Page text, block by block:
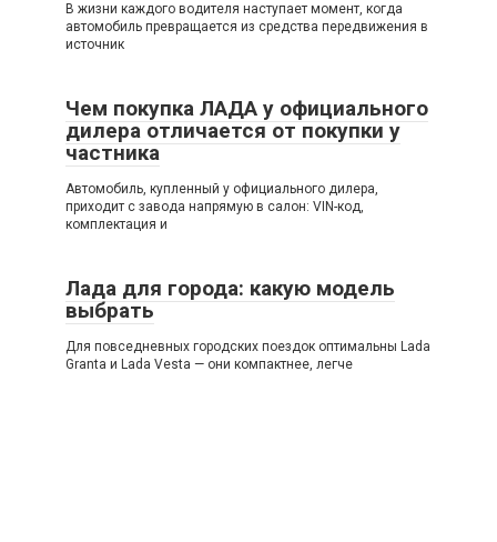
В жизни каждого водителя наступает момент, когда
автомобиль превращается из средства передвижения в
источник
Чем покупка ЛАДА у официального
дилера отличается от покупки у
частника
Автомобиль, купленный у официального дилера,
приходит с завода напрямую в салон: VIN-код,
комплектация и
Лада для города: какую модель
выбрать
Для повседневных городских поездок оптимальны Lada
Granta и Lada Vesta — они компактнее, легче